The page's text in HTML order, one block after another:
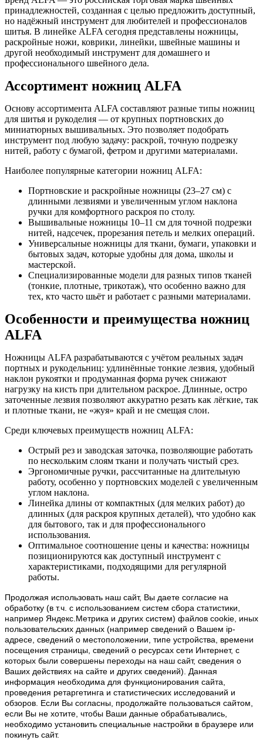
принадлежностей, созданная с целью предложить доступный,
но надёжный инструмент для любителей и профессионалов
шитья. В линейке ALFA сегодня представлены ножницы,
раскройные ножи, коврики, линейки, швейные машины и
другой необходимый инструмент для домашнего и
профессионального швейного дела.
Ассортимент ножниц ALFA
Основу ассортимента ALFA составляют разные типы ножниц
для шитья и рукоделия — от крупных портновских до
миниатюрных вышивальных. Это позволяет подобрать
инструмент под любую задачу: раскрой, точную подрезку
нитей, работу с бумагой, фетром и другими материалами.
Наиболее популярные категории ножниц ALFA:
Портновские и раскройные ножницы (23–27 см) с
длинными лезвиями и увеличенным углом наклона
ручки для комфортного раскроя по столу.
Вышивальные ножницы 10–11 см для точной подрезки
нитей, надсечек, прорезания петель и мелких операций.
Универсальные ножницы для ткани, бумаги, упаковки и
бытовых задач, которые удобны для дома, школы и
мастерской.
Специализированные модели для разных типов тканей
(тонкие, плотные, трикотаж), что особенно важно для
тех, кто часто шьёт и работает с разными материалами.
Особенности и преимущества ножниц
ALFA
Ножницы ALFA разрабатываются с учётом реальных задач
портных и рукодельниц: удлинённые тонкие лезвия, удобный
наклон рукоятки и продуманная форма ручек снижают
нагрузку на кисть при длительном раскрое. Длинные, остро
заточенные лезвия позволяют аккуратно резать как лёгкие, так
и плотные ткани, не «жуя» край и не смещая слои.
Среди ключевых преимуществ ножниц ALFA:
Острый рез и заводская заточка, позволяющие работать
по нескольким слоям ткани и получать чистый срез.
Эргономичные ручки, рассчитанные на длительную
работу, особенно у портновских моделей с увеличенным
углом наклона.
Линейка длины от компактных (для мелких работ) до
длинных (для раскроя крупных деталей), что удобно как
для бытового, так и для профессионального
использования.
Оптимальное соотношение цены и качества: ножницы
позиционируются как доступный инструмент с
характеристиками, подходящими для регулярной
работы.
Продолжая использовать наш cайт, Вы даете согласие на
обработку (в т.ч. с использованием систем сбора статистики,
например Яндекс.Метрика и других систем) файлов cookie, иных
пользовательских данных (например сведений о Вашем ip-
адресе, сведений о местоположении, типе устройства, времени
посещения страницы, сведений о ресурсах сети Интернет, с
которых были совершены переходы на наш сайт, сведения о
Ваших действиях на сайте и других сведений). Данная
информация необходима для функционирования сайта,
проведения ретаргетинга и статистических исследований и
обзоров. Если Вы согласны, продолжайте пользоваться сайтом,
если Вы не хотите, чтобы Ваши данные обрабатывались,
необходимо установить специальные настройки в браузере или
покинуть сайт.